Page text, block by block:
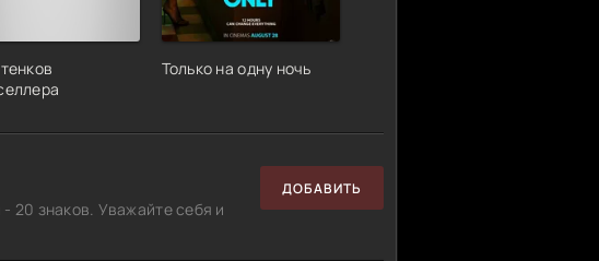
Только на одну ночь
20 знаков. Уважайте себя и
ДОБАВИТЬ